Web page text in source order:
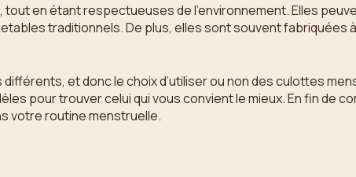
en étant respectueuses de l’environnement. Elles
traditionnels. De plus, elles sont souvent fabriquées
et donc le choix d’utiliser ou non des culottes
pour trouver celui qui vous convient le mieux. En fin de
votre routine menstruelle.